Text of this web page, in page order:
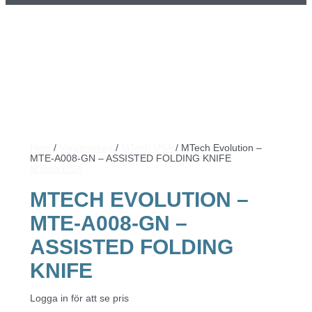
/ /
/ MTech Evolution –
MTE-A008-GN – ASSISTED FOLDING KNIFE
MTECH EVOLUTION –
MTE-A008-GN –
ASSISTED FOLDING
KNIFE
Logga in för att se pris